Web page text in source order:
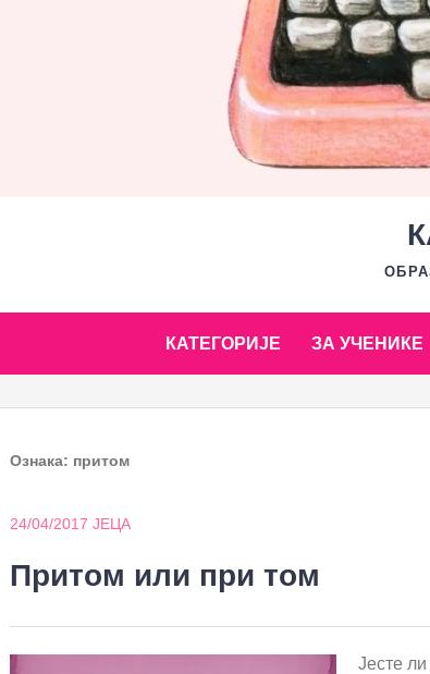
КАТЕГОРИЈЕ ЗА УЧЕНИКЕ
Ознака: притом
24/04/2017 ЈЕЦА
Притом или при том
Јесте